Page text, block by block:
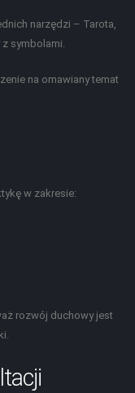
narzędzi – Tarota,
symbolami.
na omawiany temat
w zakresie:
rozwój duchowy jest